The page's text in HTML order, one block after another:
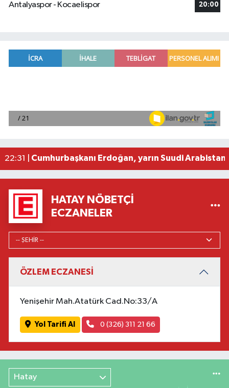
Antalyaspor - Kocaelispor 20:00
09:21 |
Dörtyol ilçesinde bahçe yangınında hurdaya
22:31 | Cumhurbaşkanı Erdoğan, yarın Suudi
HATAY NÖBETÇI
ECZANELER
ÖZLEM ECZANESİ
Yenişehir Mah.Atatürk Cad.No:33/A
Yol Tarifi Al 0 (326) 311 21 66
Hatay